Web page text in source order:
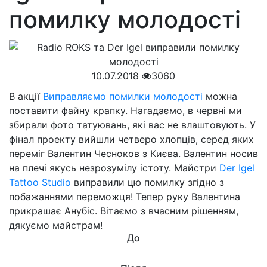
помилку молодості
10.07.2018
3060
В акції Виправляємо помилки молодості можна
поставити файну крапку. Нагадаємо, в червні ми
збирали фото татуювань, які вас не влаштовують. У
фінал проекту вийшли четверо хлопців, серед яких
переміг Валентин Чесноков з Києва. Валентин носив
на плечі якусь незрозумілу істоту. Майстри Der Igel
Tattoo Studio виправили цю помилку згідно з
побажаннями переможця! Тепер руку Валентина
прикрашає Анубіс. Вітаємо з вчасним рішенням,
дякуємо майстрам!
До